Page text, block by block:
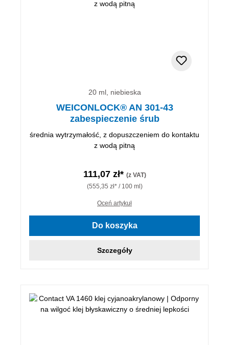
20 ml, niebieska
WEICONLOCK® AN 301-43
zabespieczenie śrub
średnia wytrzymałość, z dopuszczeniem do kontaktu
z wodą pitną
111,07 zł* (z VAT)
(555,35 zł* / 100 ml)
Oceń artykuł
Do koszyka
Szczegóły